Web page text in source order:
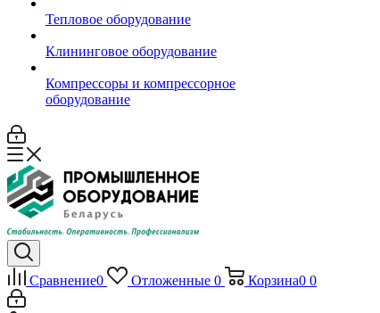
Тепловое оборудование
Клининговое оборудование
Компрессоры и компрессорное
оборудование
Сравнение0 Отложенные 0 Корзина0 0